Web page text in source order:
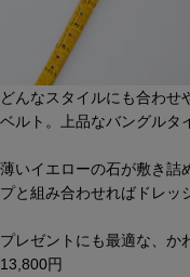
どんなスタイルにも合わせ
ベルト。上品なバングルタ
薄いイエローの石が敷き詰
プと組み合わせればドレッ
プレゼントにも最適な、か
13,800円